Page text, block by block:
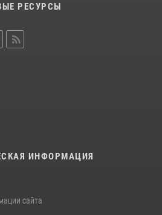
РЕСУРСЫ
ИНФОРМАЦИЯ
сайта